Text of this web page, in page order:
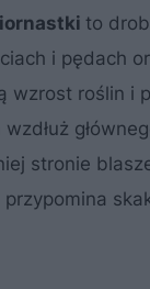
to
i pędach
wzrost roślin
stronie